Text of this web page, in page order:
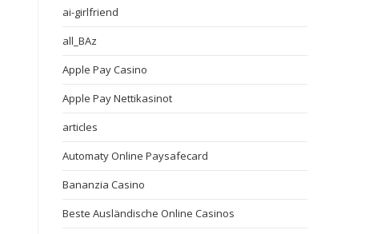
ai-girlfriend
all_BAz
Apple Pay Casino
Apple Pay Nettikasinot
articles
Automaty Online Paysafecard
Bananzia Casino
Beste Ausländische Online Casinos